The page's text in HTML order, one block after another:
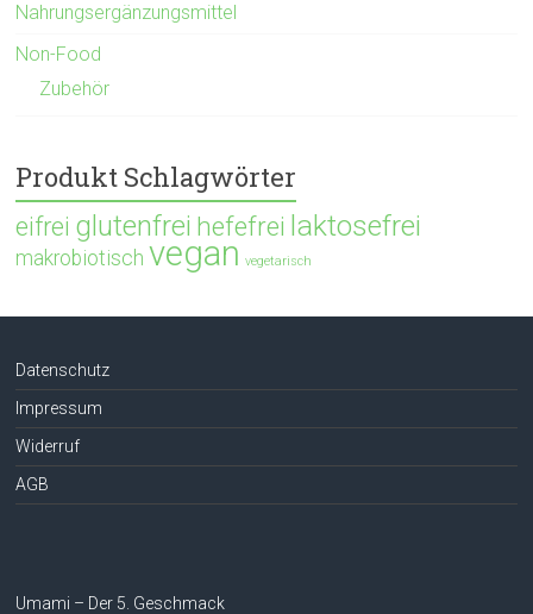
Nahrungsergänzungsmittel
Non-Food
Zubehör
Produkt Schlagwörter
eifrei glutenfrei hefefrei laktosefrei
makrobiotisch vegan vegetarisch
Datenschutz
Impressum
Widerruf
AGB
Umami – Der 5. Geschmack